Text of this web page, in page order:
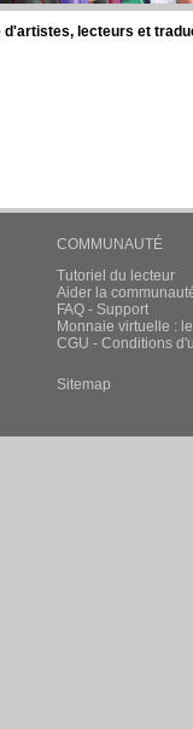
lecteurs et
COMMUNAUTÉ
Tutoriel du lecteur
Aider la
FAQ - Support
Monnaie virtuelle :
CGU - Conditions
Sitemap